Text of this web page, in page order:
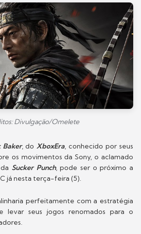
Divulgação/Omelete
Baker, do XboxEra, conhecido por seus
os movimentos da Sony, o aclamado
Sucker Punch, pode ser o próximo a
já nesta terça-feira (5).
perfeitamente com a estratégia
levar seus jogos renomados para o